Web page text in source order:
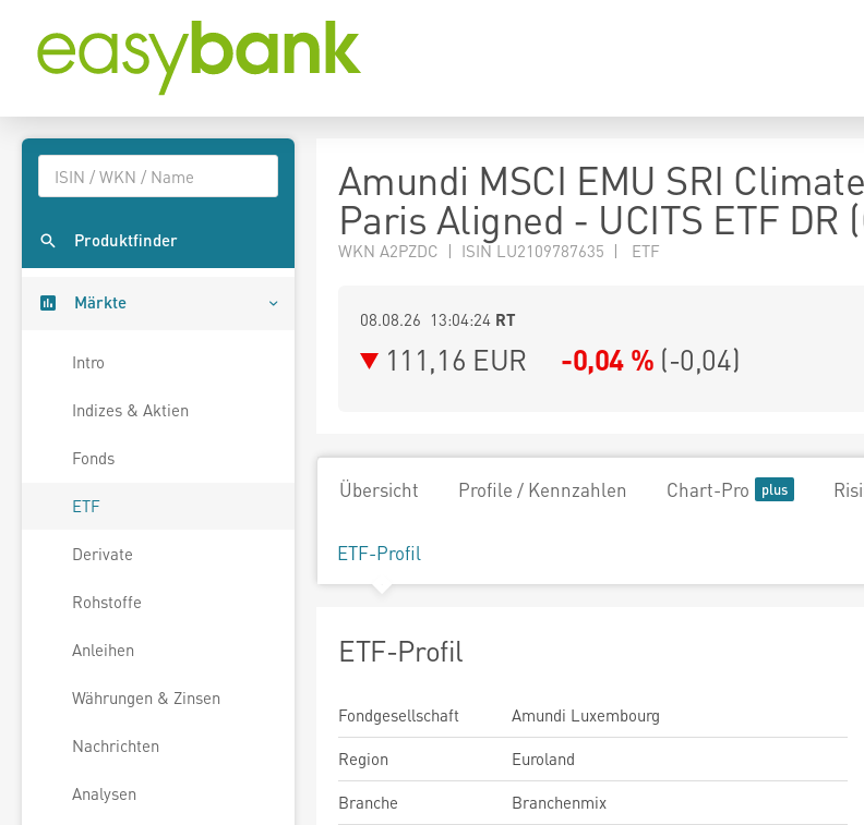
Produktfinder
Märkte
Intro
Indizes & Aktien
Fonds
ETF
Derivate
Rohstoffe
Anleihen
Währungen & Zinsen
Nachrichten
Analysen
Amundi MSCI EMU SRI Climate
Paris Aligned - UCITS ETF DR
WKN A2PZDC | ISIN LU2109787635 | ETF
08.08.26 13:04:24 RT
111,16 EUR -0,04 % (-0,04)
Übersicht Profile / Kennzahlen Chart-Pro
ETF-Profil
ETF-Profil
Fondgesellschaft
Amundi Luxembourg
Region
Euroland
Branche
Branchenmix